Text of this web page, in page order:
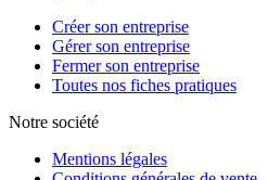
Créer son entreprise
Gérer son entreprise
Fermer son entreprise
Toutes nos fiches pratiques
Notre société
Mentions légales